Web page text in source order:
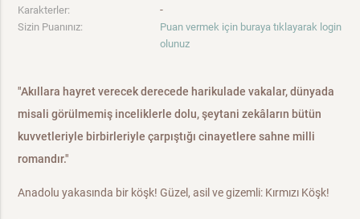
Karakterler: -
Sizin Puanınız:
Puan vermek için buraya tıklayarak login
olunuz
"Akıllara hayret verecek derecede harikulade vakalar, dünyada
misali görülmemiş inceliklerle dolu, şeytani zekâların bütün
kuvvetleriyle birbirleriyle çarpıştığı cinayetlere sahne milli
romandır."
Anadolu yakasında bir köşk! Güzel, asil ve gizemli: Kırmızı Köşk!